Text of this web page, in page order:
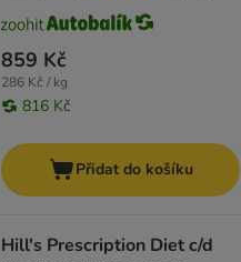
859 Kč
286 Kč / kg
816 Kč
Přidat do košíku
Hill's Prescription Diet c/d